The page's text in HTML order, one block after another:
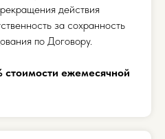
действия
за сохранность
по Договору.
стоимости ежемесячной